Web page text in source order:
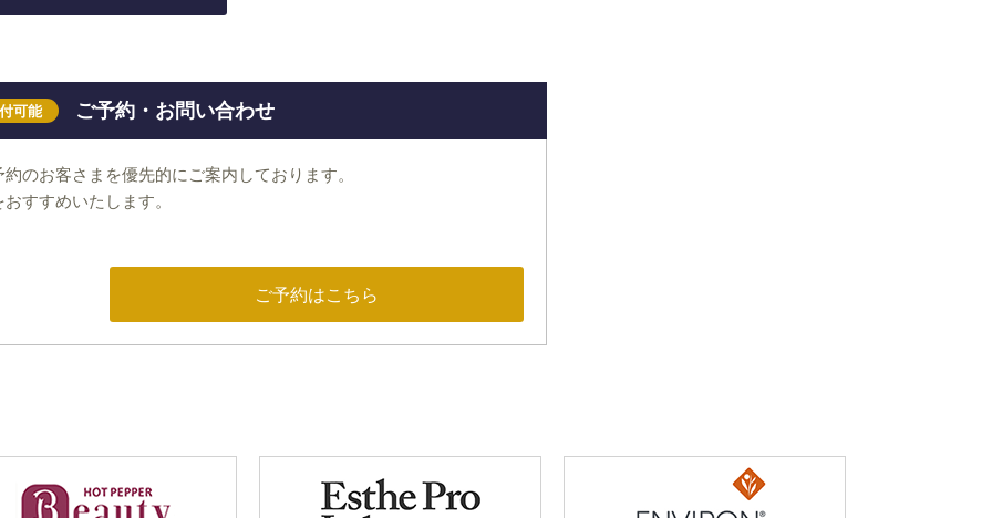
可能 ご予約・お問い合わせ
のお客さまを優先的にご案内しております。
すすめいたします。
ご予約はこちら